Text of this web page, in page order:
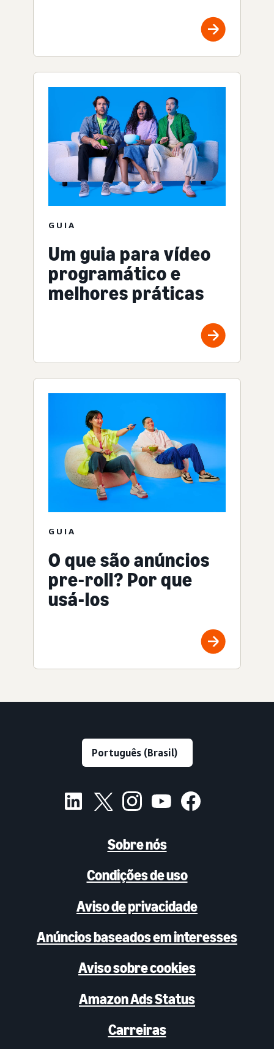
GUIA
Um guia para vídeo
programático e
melhores práticas
GUIA
O que são anúncios
pre-roll? Por que
usá-los
Sobre nós
Condições de uso
Aviso de privacidade
Anúncios baseados em interesses
Aviso sobre cookies
Amazon Ads Status
Carreiras